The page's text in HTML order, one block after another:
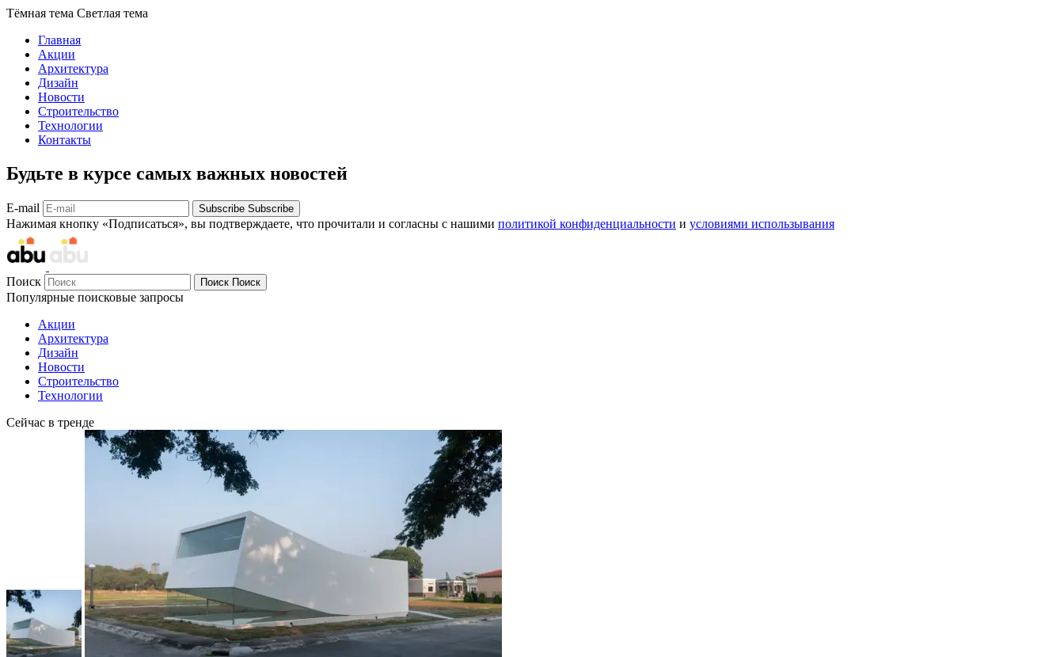
Тёмная тема Светлая тема
Главная
Акции
Архитектура
Дизайн
Новости
Строительство
Технологии
Контакты
Будьте в курсе самых важных новостей
E-mail Subscribe Subscribe
Нажимая кнопку «Подписаться», вы подтверждаете, что прочитали и согласны с нашими политикой конфиденциальности и условиями использывания
Поиск Поиск Поиск
Популярные поисковые запросы
Акции
Архитектура
Дизайн
Новости
Строительство
Технологии
Сейчас в тренде